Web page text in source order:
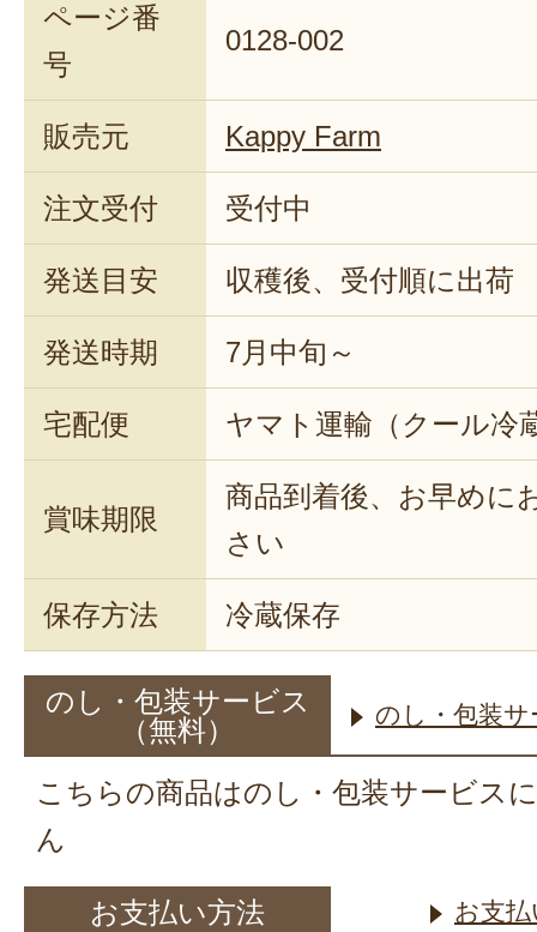
ページ番
号
0128-002
販売元 Kappy Farm
注文受付 受付中
発送目安 収穫後、受付順に出荷
発送時期 7月中旬～
宅配便 ヤマト運輸（クール冷
賞味期限
商品到着後、お早めに
さい
保存方法 冷蔵保存
のし・包装サービス
（無料）
のし・包装
こちらの商品はのし・包装サービス
ん
お支払い方法 お支